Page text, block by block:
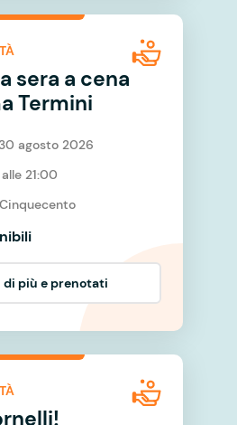
sera a cena
Termini
agosto 2026
21:00
di più e prenotati